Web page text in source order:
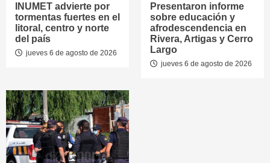
INUMET advierte por
tormentas fuertes en el
litoral, centro y norte
del país
jueves 6 de agosto de 2026
Presentaron informe
sobre educación y
afrodescendencia en
Rivera, Artigas y Cerro
Largo
jueves 6 de agosto de 2026